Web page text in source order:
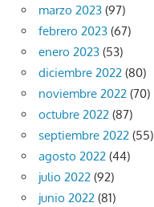
marzo 2023 (97)
febrero 2023 (67)
enero 2023 (53)
diciembre 2022 (80)
noviembre 2022 (70)
octubre 2022 (87)
septiembre 2022 (55)
agosto 2022 (44)
julio 2022 (92)
junio 2022 (81)